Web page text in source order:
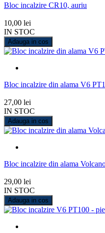
Bloc incalzire CR10, auriu
10,00 lei
IN STOC
Adauga in cos
Bloc incalzire din alama V6
27,00 lei
IN STOC
Adauga in cos
Bloc incalzire din alama
29,00 lei
IN STOC
Adauga in cos